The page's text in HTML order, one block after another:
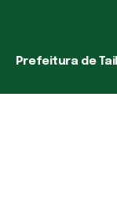
Prefeitura de